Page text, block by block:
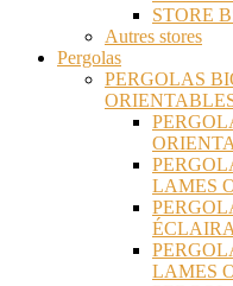
STORE
Autres stores
Pergolas
PERGOLAS
LAMES
LAMES